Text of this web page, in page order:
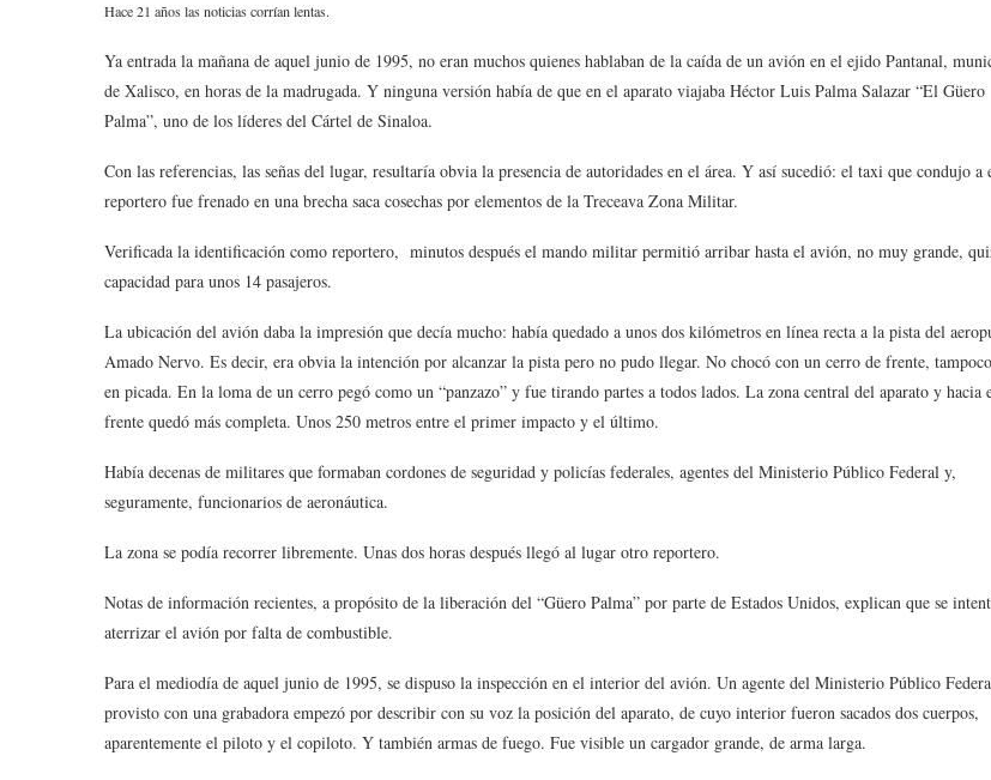
Hace 21 años las noticias corrían lentas.
Ya entrada la mañana de aquel junio de 1995, no eran muchos quienes hablaban de la caída de un avión en el ejido Pantanal,
de Xalisco, en horas de la madrugada. Y ninguna versión había de que en el aparato viajaba Héctor Luis Palma Salazar “El Güero
Palma”, uno de los líderes del Cártel de Sinaloa.
Con las referencias, las señas del lugar, resultaría obvia la presencia de autoridades en el área. Y así sucedió: el taxi que condujo a
reportero fue frenado en una brecha saca cosechas por elementos de la Treceava Zona Militar.
Verificada la identificación como reportero, minutos después el mando militar permitió arribar hasta el avión, no muy grande,
capacidad para unos 14 pasajeros.
La ubicación del avión daba la impresión que decía mucho: había quedado a unos dos kilómetros en línea recta a la pista del
Amado Nervo. Es decir, era obvia la intención por alcanzar la pista pero no pudo llegar. No chocó con un cerro de frente,
en picada. En la loma de un cerro pegó como un “panzazo” y fue tirando partes a todos lados. La zona central del aparato y hacia
frente quedó más completa. Unos 250 metros entre el primer impacto y el último.
Había decenas de militares que formaban cordones de seguridad y policías federales, agentes del Ministerio Público Federal y,
seguramente, funcionarios de aeronáutica.
La zona se podía recorrer libremente. Unas dos horas después llegó al lugar otro reportero.
Notas de información recientes, a propósito de la liberación del “Güero Palma” por parte de Estados Unidos, explican que se
aterrizar el avión por falta de combustible.
Para el mediodía de aquel junio de 1995, se dispuso la inspección en el interior del avión. Un agente del Ministerio Público
provisto con una grabadora empezó por describir con su voz la posición del aparato, de cuyo interior fueron sacados dos cuerpos,
aparentemente el piloto y el copiloto. Y también armas de fuego. Fue visible un cargador grande, de arma larga.